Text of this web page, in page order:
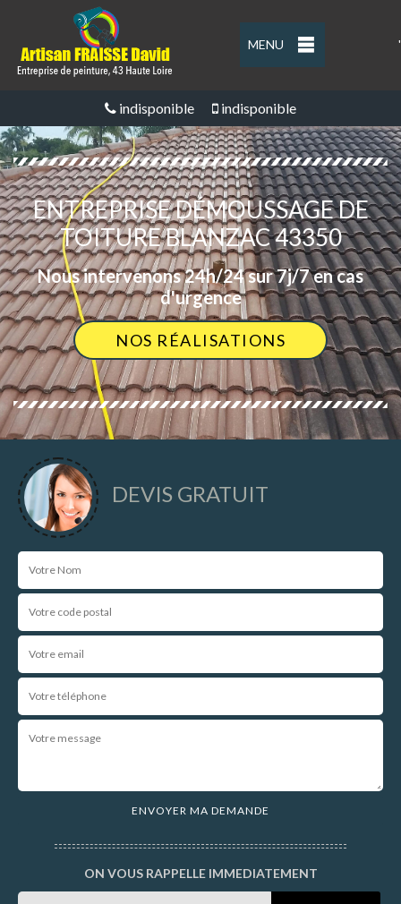
MENU '
indisponible indisponible
ENTREPRISE DÉMOUSSAGE DE
TOITURE BLANZAC 43350
Nous intervenons 24h/24 sur 7j/7 en cas
d'urgence
NOS RÉALISATIONS
DEVIS GRATUIT
ON VOUS RAPPELLE IMMEDIATEMENT